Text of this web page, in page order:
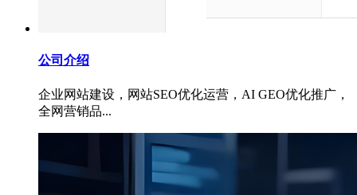
公司介绍
企业网站建设，网站SEO优化运营，AI GEO优化推广，
全网营销品...